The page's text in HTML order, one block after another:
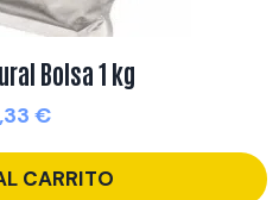
Bolsa 1 kg
€
CARRITO